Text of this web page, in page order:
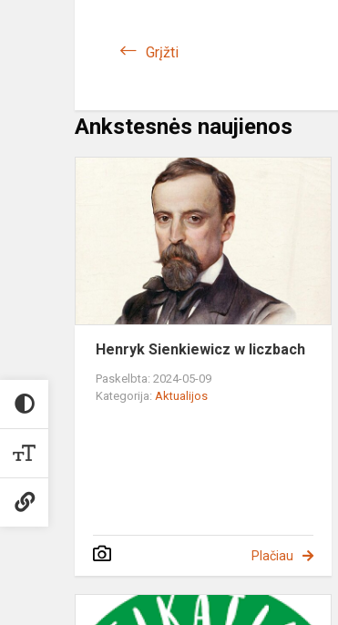
Grįžti
Ankstesnės naujienos
Henryk Sienkiewicz w liczbach
Paskelbta: 2024-05-09
Kategorija: Aktualijos
Plačiau